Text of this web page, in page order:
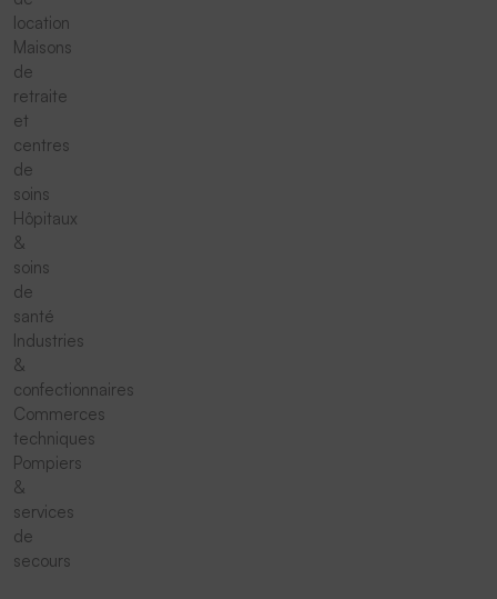
location
Maisons
de
retraite
et
centres
de
soins
Hôpitaux
&
soins
de
santé
Industries
&
confectionnaires
Commerces
techniques
Pompiers
&
services
de
secours